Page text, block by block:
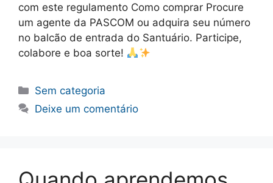
com este regulamento Como comprar Procure
um agente da PASCOM ou adquira seu número
no balcão de entrada do Santuário. Participe,
colabore e boa sorte!
Categorias
Sem categoria
Deixe um comentário